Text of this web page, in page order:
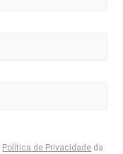
Política de Privacidade da